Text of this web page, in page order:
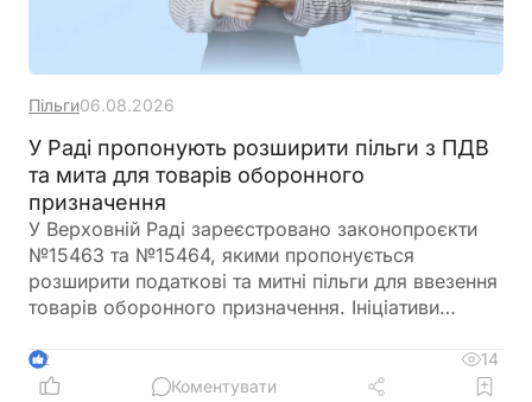
Пільги06.08.2026
У Раді пропонують розширити пільги з ПДВ
та мита для товарів оборонного
призначення
У Верховній Раді зареєстровано законопроєкти
№15463 та №15464, якими пропонується
розширити податкові та митні пільги для ввезення
товарів оборонного призначення. Ініціативи
ввізного мита на поставки, що фінансуються
іноземними державами, міжнародними
2
14
Коментувати